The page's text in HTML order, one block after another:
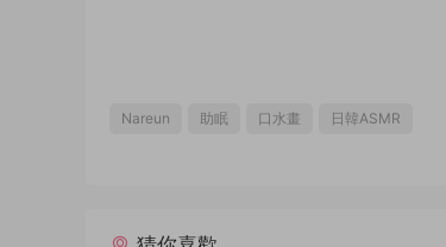
Nareun 助眠 口水畫 日韓ASMR